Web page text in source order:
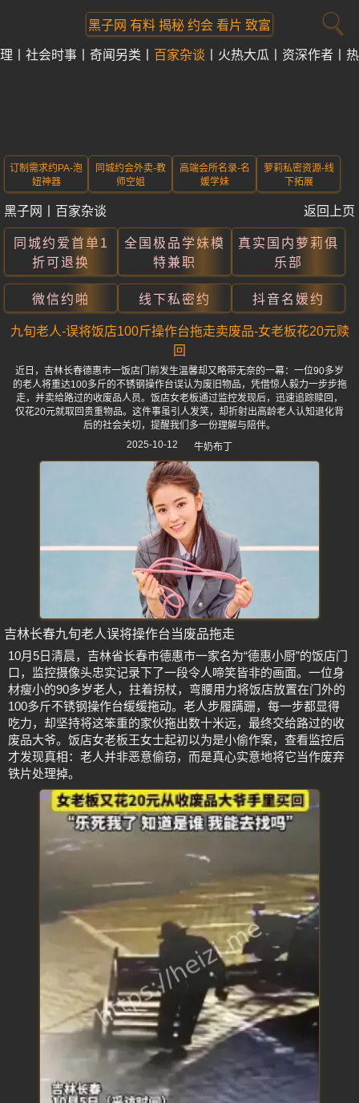
黑子网 有料 揭秘 约会 看片 致富
社会时事 奇闻另类 百家杂谈 火热大瓜 资深作者
订制需求约PA-泡
妞神器
同城约会外卖-教
师空姐
高端会所名录-名
媛学妹
萝莉私密资源-线
下拓展
黑子网 百家杂谈 返回上页
同城约爱首单1
折可退换
全国极品学妹模
特兼职
真实国内萝莉俱
乐部
微信约啪 线下私密约 抖音名媛约
九旬老人-误将饭店100斤操作台拖走卖废品-女老板花20元赎
回
近日，吉林长春德惠市一饭店门前发生温馨却又略带无奈的一幕：一位90多岁
的老人将重达100多斤的不锈钢操作台误认为废旧物品，凭借惊人毅力一步步拖
走，并卖给路过的收废品人员。饭店女老板通过监控发现后，迅速追踪赎回，
仅花20元就取回贵重物品。这件事虽引人发笑，却折射出高龄老人认知退化背
后的社会关切，提醒我们多一份理解与陪伴。
2025-10-12
牛奶布丁
吉林长春九旬老人误将操作台当废品拖走
10月5日清晨，吉林省长春市德惠市一家名为“德惠小厨”的饭店门
口，监控摄像头忠实记录下了一段令人啼笑皆非的画面。一位身
材瘦小的90多岁老人，拄着拐杖，弯腰用力将饭店放置在门外的
100多斤不锈钢操作台缓缓拖动。老人步履蹒跚，每一步都显得
吃力，却坚持将这笨重的家伙拖出数十米远，最终交给路过的收
废品大爷。饭店女老板王女士起初以为是小偷作案，查看监控后
才发现真相：老人并非恶意偷窃，而是真心实意地将它当作废弃
铁片处理掉。